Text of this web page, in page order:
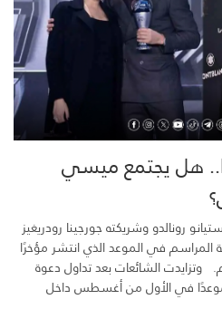
هل يجتمع ميسي
رونالدو وشريكته جورجينا رودريغيز
المراسم في الموعد الذي انتشر مؤخرًا
وتزايدت الشائعات بعد تداول دعوة
في الأول من أغسطس داخل